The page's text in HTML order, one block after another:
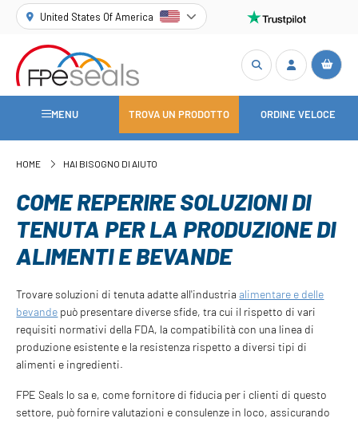
United States Of America
MENU TROVA UN PRODOTTO ORDINE VELOCE
HOME HAI BISOGNO DI AIUTO
COME REPERIRE SOLUZIONI DI
TENUTA PER LA PRODUZIONE DI
ALIMENTI E BEVANDE
Trovare soluzioni di tenuta adatte all'industriaalimentare e delle
bevande può presentare diverse sfide, tra cui il rispetto di vari
requisiti normativi della FDA, la compatibilità con una linea di
produzione esistente e la resistenza rispetto a diversi tipi di
alimenti e ingredienti.
FPE Seals lo sa e, come fornitore di fiducia per i clienti di questo
settore, può fornire valutazioni e consulenze in loco, assicurando